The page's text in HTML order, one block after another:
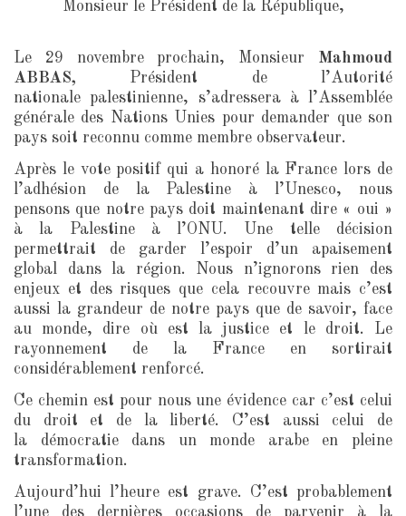
Monsieur le Président de la République,
Le 29 novembre prochain, Monsieur Mahmoud
ABBAS, Président de l’Autorité
nationale palestinienne, s’adressera à l’Assemblée
générale des Nations Unies pour demander que son
pays soit reconnu comme membre observateur.
Après le vote positif qui a honoré la France lors de
l’adhésion de la Palestine à l’Unesco, nous
pensons que notre pays doit maintenant dire « oui »
à la Palestine à l’ONU. Une telle décision
permettrait de garder l’espoir d’un apaisement
global dans la région. Nous n’ignorons rien des
enjeux et des risques que cela recouvre mais c’est
aussi la grandeur de notre pays que de savoir, face
au monde, dire où est la justice et le droit. Le
rayonnement de la France en sortirait
considérablement renforcé.
Ce chemin est pour nous une évidence car c’est celui
du droit et de la liberté. C’est aussi celui de
la démocratie dans un monde arabe en pleine
transformation.
Aujourd’hui l’heure est grave. C’est probablement
l’une des dernières occasions de parvenir à la